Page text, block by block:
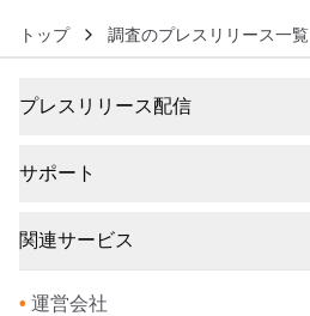
トップ 調査のプレスリリース一覧
プレスリリース配信
サポート
関連サービス
• 運営会社